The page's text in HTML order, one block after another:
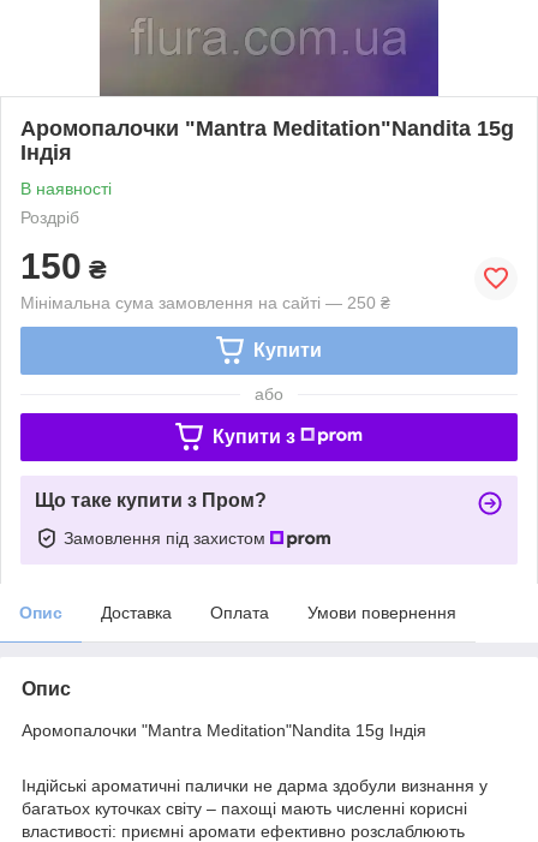
Аромопалочки "Mantra Meditation"Nandita 15g
Індія
В наявності
Роздріб
150 ₴
Мінімальна сума замовлення на сайті — 250 ₴
Купити
або
Купити з
Що таке купити з Пром?
Замовлення під захистом
Опис Доставка Оплата Умови повернення
Опис
Аромопалочки "Mantra Meditation"Nandita 15g Індія
Індійські ароматичні палички не дарма здобули визнання у
багатьох куточках світу – пахощі мають численні корисні
властивості: приємні аромати ефективно розслаблюють